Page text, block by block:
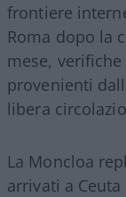
frontiere
Roma dopo la
mese,
provenienti
libera
La Moncloa
arrivati a